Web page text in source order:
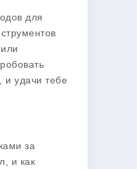
для
и удачи тебе
за
и как